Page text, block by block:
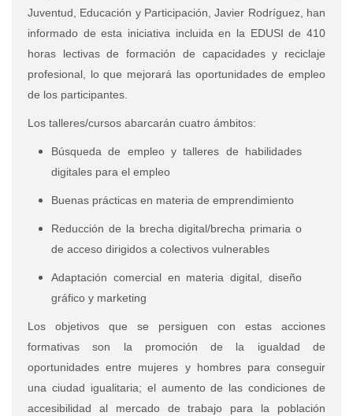
Juventud, Educación y Participación, Javier Rodríguez, han
informado de esta iniciativa incluida en la EDUSI de 410
horas lectivas de formación de capacidades y reciclaje
profesional, lo que mejorará las oportunidades de empleo
de los participantes.
Los talleres/cursos abarcarán cuatro ámbitos:
Búsqueda de empleo y talleres de habilidades
digitales para el empleo
Buenas prácticas en materia de emprendimiento
Reducción de la brecha digital/brecha primaria o
de acceso dirigidos a colectivos vulnerables
Adaptación comercial en materia digital, diseño
gráfico y marketing
Los objetivos que se persiguen con estas acciones
formativas son la promoción de la igualdad de
oportunidades entre mujeres y hombres para conseguir
una ciudad igualitaria; el aumento de las condiciones de
accesibilidad al mercado de trabajo para la población